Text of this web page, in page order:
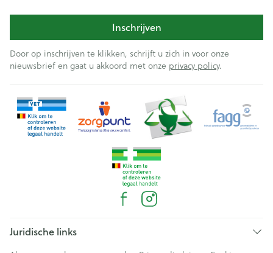
Inschrijven
Door op inschrijven te klikken, schrijft u zich in voor onze
nieuwsbrief en gaat u akkoord met onze privacy policy.
Juridische links